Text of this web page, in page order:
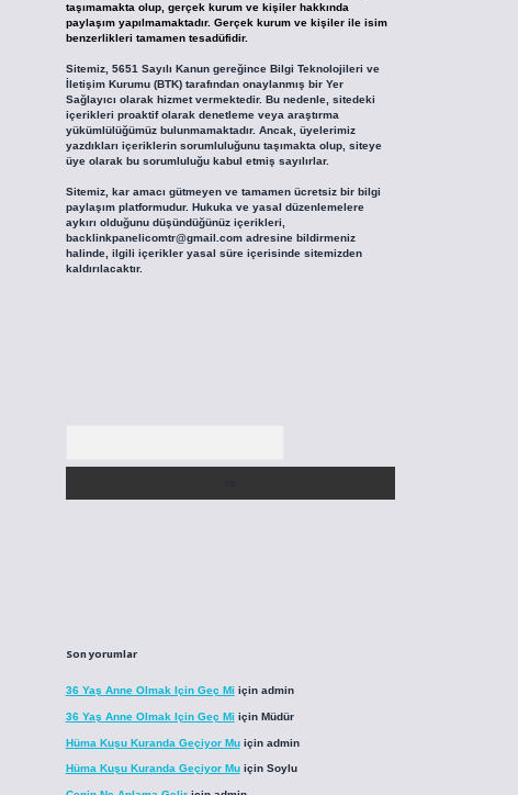
taşımamakta olup, gerçek kurum ve kişiler hakkında
paylaşım yapılmamaktadır. Gerçek kurum ve kişiler ile isim
benzerlikleri tamamen tesadüfidir.
Sitemiz, 5651 Sayılı Kanun gereğince Bilgi Teknolojileri ve
İletişim Kurumu (BTK) tarafından onaylanmış bir Yer
Sağlayıcı olarak hizmet vermektedir. Bu nedenle, sitedeki
içerikleri proaktif olarak denetleme veya araştırma
yükümlülüğümüz bulunmamaktadır. Ancak, üyelerimiz
yazdıkları içeriklerin sorumluluğunu taşımakta olup, siteye
üye olarak bu sorumluluğu kabul etmiş sayılırlar.
Sitemiz, kar amacı gütmeyen ve tamamen ücretsiz bir bilgi
paylaşım platformudur. Hukuka ve yasal düzenlemelere
aykırı olduğunu düşündüğünüz içerikleri,
backlinkpanelicomtr@gmail.comadresine bildirmeniz
halinde, ilgili içerikler yasal süre içerisinde sitemizden
kaldırılacaktır.
Son yorumlar
36 Yaş Anne Olmak Için Geç Mi için admin
36 Yaş Anne Olmak Için Geç Mi için Müdür
Hüma Kuşu Kuranda Geçiyor Muiçin admin
Hüma Kuşu Kuranda Geçiyor Muiçin Soylu